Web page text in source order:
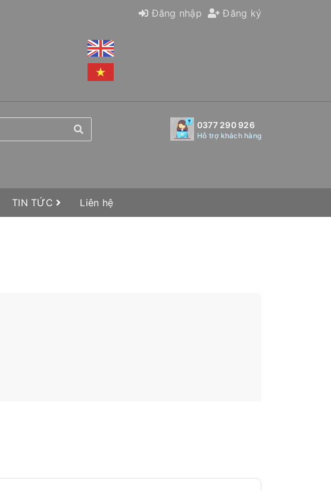
Đăng nhập Đăng ký
0377 290 926
Hỗ trợ khách hàng
TIN TỨC Liên hệ